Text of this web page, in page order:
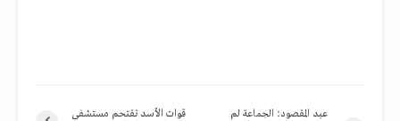
قوات الأسد تقتحم مستشفى
عبد المقصود: الجماعة لم